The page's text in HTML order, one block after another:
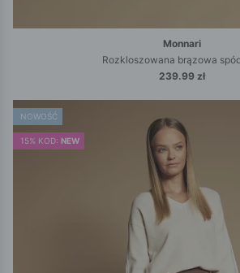
Monnari
Rozkloszowana brązowa
239.99 zł
NOWOŚĆ
15% KOD: NEW